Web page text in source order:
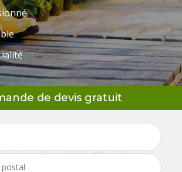
de devis gratuit